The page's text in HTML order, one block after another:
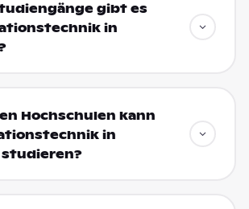
gibt es
in
Hochschulen kann
in